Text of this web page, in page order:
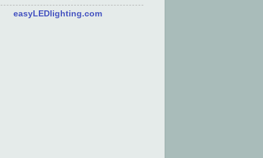
easyLEDlighting.com